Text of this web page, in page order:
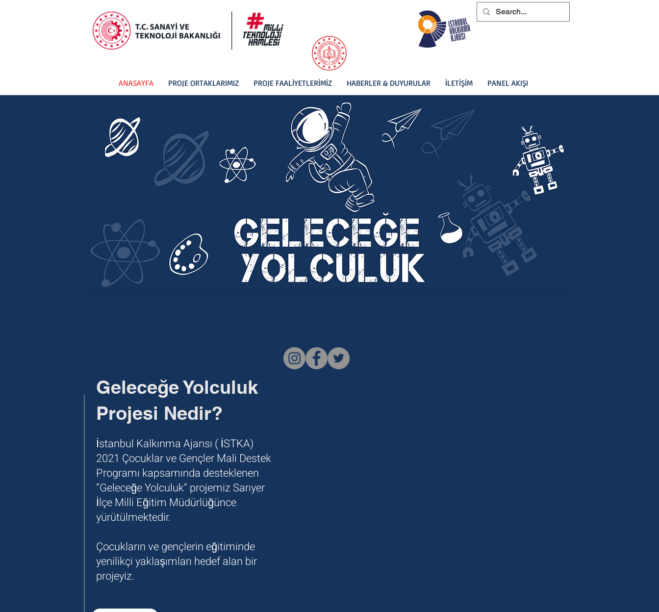
Geleceğe Yolculuk
Projesi Nedir?
İstanbul Kalkınma Ajansı ( İSTKA)
2021 Çocuklar ve Gençler Mali Destek
Programı kapsamında desteklenen
“Geleceğe Yolculuk” projemiz Sarıyer
İlçe Milli Eğitim Müdürlüğünce
yürütülmektedir.
Çocukların ve gençlerin eğitiminde
yenilikçi yaklaşımları hedef alan bir
projeyiz.
ANASAYFA PROJE ORTAKLARIMIZ PROJE FAALİYETLERİMİZ HABERLER & DUYURULAR İLETİŞİM PANEL AKIŞI